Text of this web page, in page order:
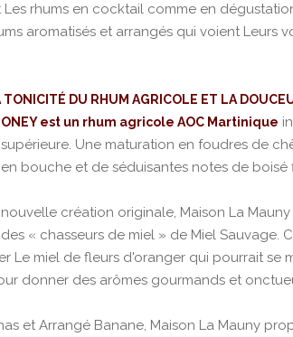
rhums en cocktail comme en
aromatisés et arrangés qui voient Leurs
TONICITÉ DU RHUM AGRICOLE ET LA
ONEY est un rhum agricole AOC Martinique
supérieure. Une maturation en foudres de
en bouche et de séduisantes notes de boisé
création originale, Maison La
« chasseurs de miel » de Miel Sauvage.
Le miel de fleurs d'oranger qui pourrait se
donner des arômes gourmands et
et Arrangé Banane, Maison La Mauny